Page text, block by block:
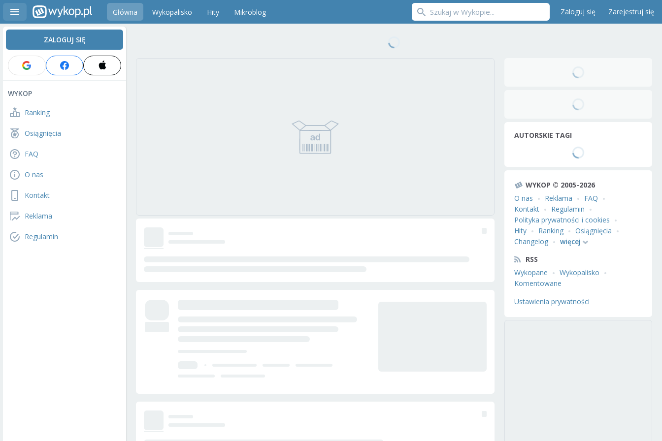
Główna Wykopalisko Hity Mikroblog Zaloguj się Zarejestruj się
ZALOGUJ SIĘ
WYKOP
Ranking
Osiągnięcia
FAQ
O nas
Kontakt
Reklama
Regulamin
AUTORSKIE TAGI
WYKOP © 2005-2026
O nas
Reklama
FAQ
Kontakt
Regulamin
Polityka prywatności i cookies
Hity
Ranking
Osiągnięcia
Changelog
więcej
RSS
Wykopane
Wykopalisko
Komentowane
Ustawienia prywatności